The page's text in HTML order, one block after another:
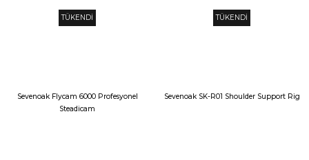
TÜKENDİ
Sevenoak Flycam 6000 Profesyonel
Steadicam
TÜKENDİ
Sevenoak SK-R01 Shoulder Support Rig